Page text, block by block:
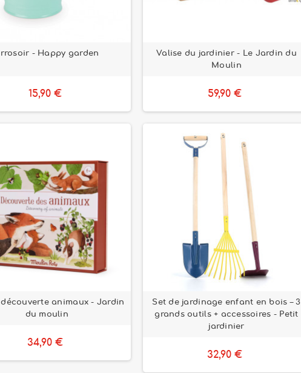
- Happy garden
15,90 €
Valise du jardinier - Le Jardin du
Moulin
59,90 €
animaux - Jardin
du moulin
34,90 €
Set de jardinage enfant en bois – 3
grands outils + accessoires - Petit
jardinier
32,90 €